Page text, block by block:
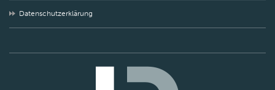
Datenschutzerklärung